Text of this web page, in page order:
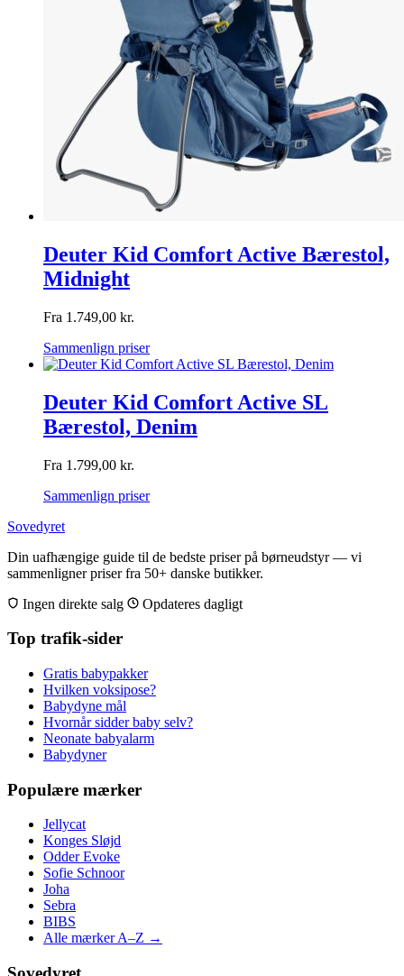
Deuter Kid Comfort Active Bærestol,
Midnight
Fra 1.749,00 kr.
Sammenlign priser
Deuter Kid Comfort Active SL
Bærestol, Denim
Fra 1.799,00 kr.
Sammenlign priser
Sovedyret
Din uafhængige guide til de bedste priser på børneudstyr — vi
sammenligner priser fra 50+ danske butikker.
Ingen direkte salg
Opdateres dagligt
Top trafik-sider
Gratis babypakker
Hvilken voksipose?
Babydyne mål
Hvornår sidder baby selv?
Neonate babyalarm
Babydyner
Populære mærker
Jellycat
Konges Sløjd
Odder Evoke
Sofie Schnoor
Joha
Sebra
BIBS
Alle mærker A–Z →